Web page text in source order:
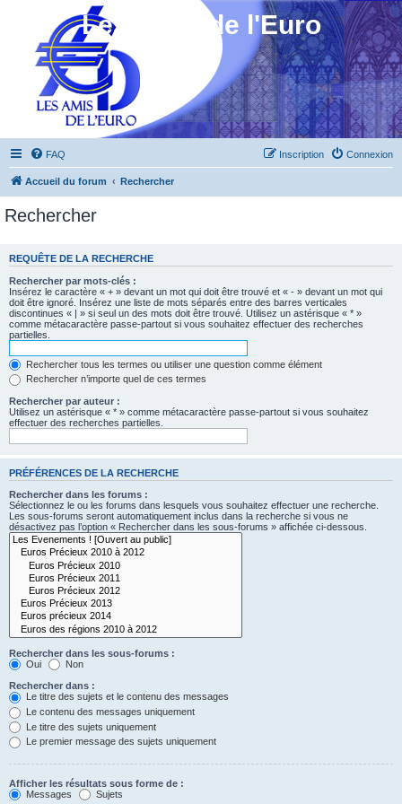
Les Amis de l'Euro
FAQ Connexion
Inscription
Accueil du forum Rechercher
Rechercher
REQUÊTE DE LA RECHERCHE
Rechercher par mots-clés :
Insérez le caractère « + » devant un mot qui doit être trouvé et « - » devant un mot qui
doit être ignoré. Insérez une liste de mots séparés entre des barres verticales
discontinues « | » si seul un des mots doit être trouvé. Utilisez un astérisque « * »
comme métacaractère passe-partout si vous souhaitez effectuer des recherches
partielles.
Rechercher tous les termes ou utiliser une question comme élément
Rechercher n’importe quel de ces termes
Rechercher par auteur :
Utilisez un astérisque « * » comme métacaractère passe-partout si vous souhaitez
effectuer des recherches partielles.
PRÉFÉRENCES DE LA RECHERCHE
Rechercher dans les forums :
Sélectionnez le ou les forums dans lesquels vous souhaitez effectuer une recherche.
Les sous-forums seront automatiquement inclus dans la recherche si vous ne
désactivez pas l’option « Rechercher dans les sous-forums » affichée ci-dessous.
Rechercher dans les sous-forums :
Oui
Non
Rechercher dans :
Le titre des sujets et le contenu des messages
Le contenu des messages uniquement
Le titre des sujets uniquement
Le premier message des sujets uniquement
Afficher les résultats sous forme de :
Messages
Sujets